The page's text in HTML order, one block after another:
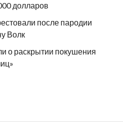
долларов
после пародии
Волк
о раскрытии покушения